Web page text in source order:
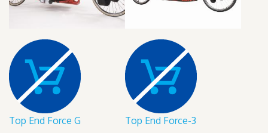
Top End Force G Top End Force-3